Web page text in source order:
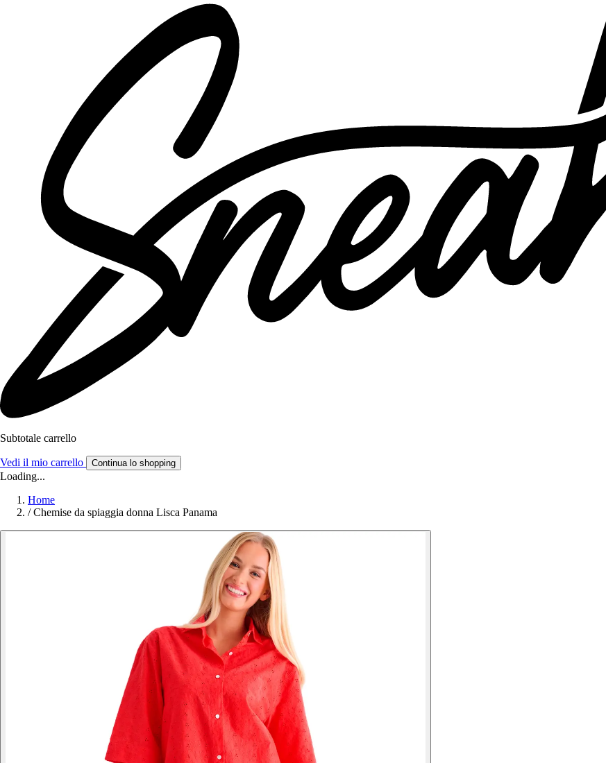
Subtotale carrello
Vedi il mio carrello Continua lo shopping
Loading...
Home
/ Chemise da spiaggia donna Lisca Panama